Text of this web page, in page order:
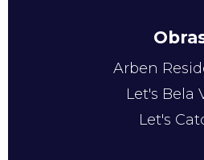
Arben
Let's Bela
Let's